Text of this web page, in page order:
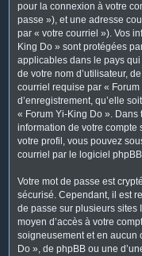
pour la connexion à votre
passe »), et une adresse
par « votre courriel »). Vos
King Do » sont protégées
applicables dans le pays
de votre nom d’utilisateur,
courriel requise par «
d’enregistrement, qu’elle
« Forum Yi-King Do ».
information de votre
votre profil, vous pouvez
courriel par le logiciel
Votre mot de passe est
sécurisé. Cependant, il est
de passe sur plusieurs sites
moyen d’accès à votre
soigneusement et en aucun
Do », de phpBB ou une